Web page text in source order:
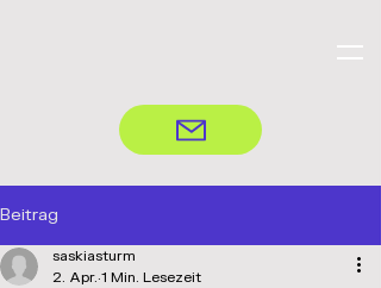
Beitrag
saskiasturm
2. Apr. 1 Min. Lesezeit